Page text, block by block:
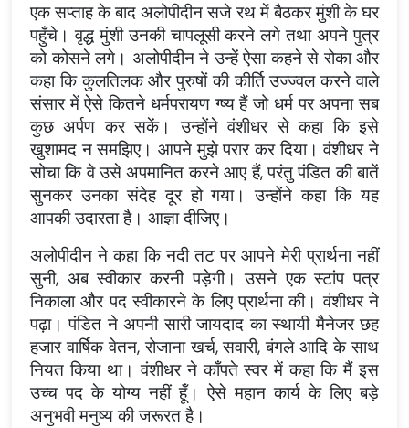
एक सप्ताह के बाद अलोपीदीन सजे रथ में बैठकर मुंशी के घर
पहुँचे। वृद्ध मुंशी उनकी चापलूसी करने लगे तथा अपने पुत्र
को कोसने लगे। अलोपीदीन ने उन्हें ऐसा कहने से रोका और
कहा कि कुलतिलक और पुरुषों की कीर्ति उज्ज्वल करने वाले
संसार में ऐसे कितने धर्मपरायण ग्ष्य हैं जो धर्म पर अपना सब
कुछ अर्पण कर सकें। उन्होंने वंशीधर से कहा कि इसे
खुशामद न समझिए। आपने मुझे परार कर दिया। वंशीधर ने
सोचा कि वे उसे अपमानित करने आए हैं, परंतु पंडित की बातें
सुनकर उनका संदेह दूर हो गया। उन्होंने कहा कि यह
आपकी उदारता है। आज्ञा दीजिए।
अलोपीदीन ने कहा कि नदी तट पर आपने मेरी प्रार्थना नहीं
सुनी, अब स्वीकार करनी पड़ेगी। उसने एक स्टांप पत्र
निकाला और पद स्वीकारने के लिए प्रार्थना की। वंशीधर ने
पढ़ा। पंडित ने अपनी सारी जायदाद का स्थायी मैनेजर छह
हजार वार्षिक वेतन, रोजाना खर्च, सवारी, बंगले आदि के साथ
नियत किया था। वंशीधर ने काँपते स्वर में कहा कि मैं इस
उच्च पद के योग्य नहीं हूँ। ऐसे महान कार्य के लिए बड़े
अनुभवी मनुष्य की जरूरत है।